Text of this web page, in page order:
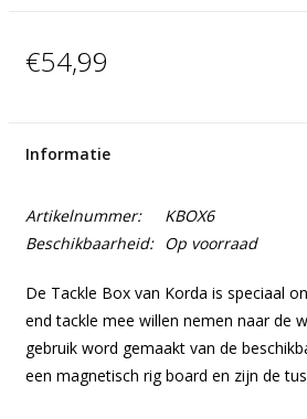
€54,99
Informatie
Artikelnummer:
KBOX6
Beschikbaarheid:
Op voorraad
De Tackle Box van Korda is speciaal
end tackle mee willen nemen naar de
gebruik word gemaakt van de
een magnetisch rig board en zijn de